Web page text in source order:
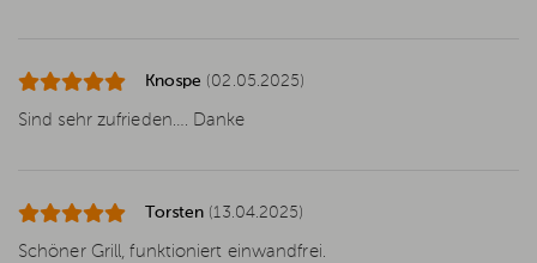
Knospe (02.05.2025)
Sind sehr zufrieden…. Danke
Torsten (13.04.2025)
Schöner Grill, funktioniert einwandfrei.